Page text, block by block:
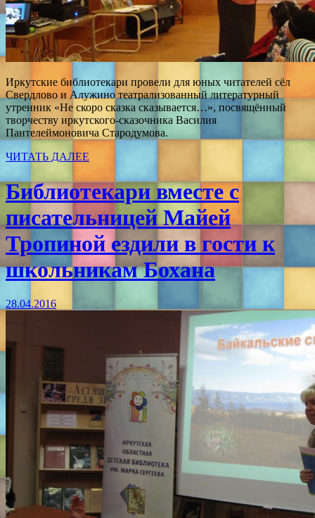
Иркутские библиотекари провели для юных читателей сёл
Свердлово и Алужино театрализованный литературный
утренник «Не скоро сказка сказывается…», посвящённый
творчеству иркутского-сказочника Василия
Пантелеймоновича Стародумова.
ЧИТАТЬ ДАЛЕЕ
Библиотекари вместе с
писательницей Майей
Тропиной ездили в гости к
школьникам Бохана
28.04.2016